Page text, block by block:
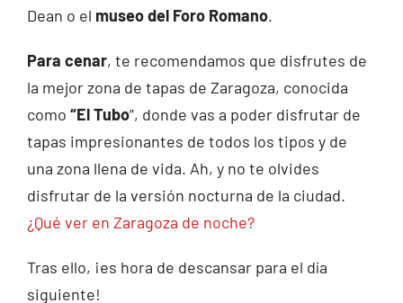
Dean o el museo del Foro Romano.
Para cenar, te recomendamos que disfrutes de
la mejor zona de tapas de Zaragoza, conocida
como “El Tubo”, donde vas a poder disfrutar de
tapas impresionantes de todos los tipos y de
una zona llena de vida. Ah, y no te olvides
disfrutar de la versión nocturna de la ciudad.
¿Qué ver en Zaragoza de noche?
Tras ello, ¡es hora de descansar para el día
siguiente!